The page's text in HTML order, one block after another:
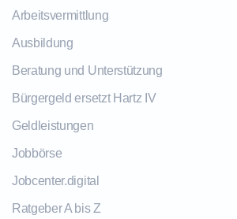
Arbeitsvermittlung
Ausbildung
Beratung und Unterstützung
Bürgergeld ersetzt Hartz IV
Geldleistungen
Jobbörse
Jobcenter.digital
Ratgeber A bis Z